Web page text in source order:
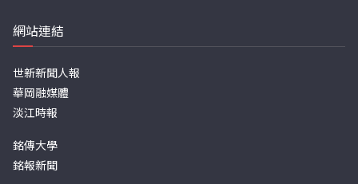
網站連結
世新新聞人報
華岡融媒體
淡江時報
銘傳大學
銘報新聞